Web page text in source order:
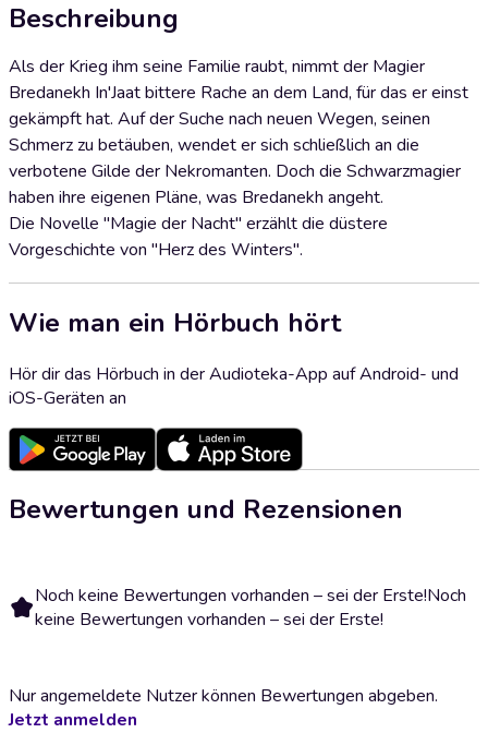
Beschreibung
Als der Krieg ihm seine Familie raubt, nimmt der Magier
Bredanekh In'Jaat bittere Rache an dem Land, für das er einst
gekämpft hat. Auf der Suche nach neuen Wegen, seinen
Schmerz zu betäuben, wendet er sich schließlich an die
verbotene Gilde der Nekromanten. Doch die Schwarzmagier
haben ihre eigenen Pläne, was Bredanekh angeht.
Die Novelle "Magie der Nacht" erzählt die düstere
Vorgeschichte von "Herz des Winters".
Wie man ein Hörbuch hört
Hör dir das Hörbuch in der Audioteka-App auf Android- und
iOS-Geräten an
Bewertungen und Rezensionen
Noch keine Bewertungen vorhanden – sei der Erste!Noch
keine Bewertungen vorhanden – sei der Erste!
Nur angemeldete Nutzer können Bewertungen abgeben.
Jetzt anmelden